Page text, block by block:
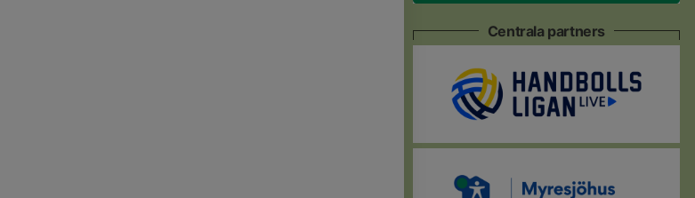
Centrala partners